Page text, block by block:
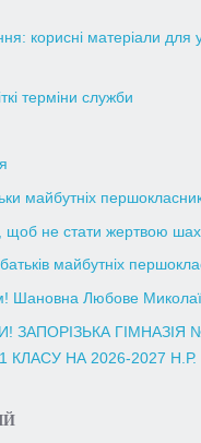
корисні матеріали для
терміни служби
майбутніх
щоб не стати жертвою
майбутніх
Шановна Любове
ЗАПОРІЗЬКА
КЛАСУ НА 2026-2027 Н.Р.